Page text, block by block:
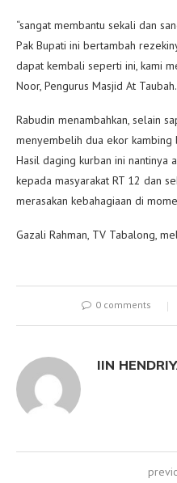
“sangat membantu sekali dan
Pak Bupati ini bertambah
dapat kembali seperti ini, kami
Noor, Pengurus Masjid At Taubah.
Rabudin menambahkan, selain
menyembelih dua ekor kambing
Hasil daging kurban ini nantinya
kepada masyarakat RT 12 dan
merasakan kebahagiaan di
Gazali Rahman, TV Tabalong,
0 comments
IIN